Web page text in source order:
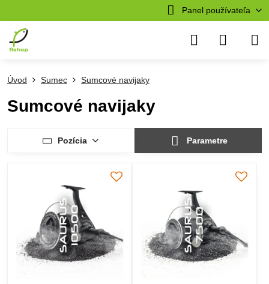
Panel používateľa
Úvod Sumec Sumcové navijaky
Sumcové navijaky
Pozícia Parametre